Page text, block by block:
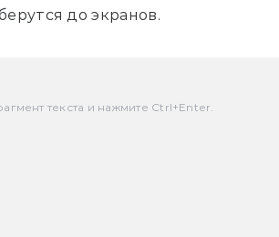
до экранов.
текста и нажмите Ctrl+Enter.